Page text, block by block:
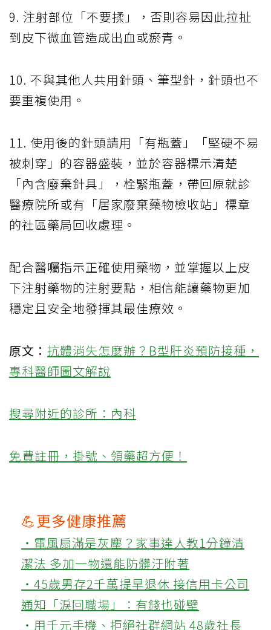
9. 注射部位「不要揉」，否則容易因此拉扯
到皮下微血管造成出血或瘀青。
10. 不與其他人共用針頭、筆型針，針頭也不
要重複使用。
11. 使用後的針頭請用「有瓶蓋」「堅硬不易
被刺穿」的容器盛裝，並於容器標示清楚
「內含廢棄針具」，栓緊瓶蓋，帶回原就診
醫療院所或有「居家廢棄藥物檢收站」標章
的社區藥局回收處理。
配合醫囑指示正確使用藥物，並掌握以上皮
下注射藥物的注射要點，相信能讓藥物更加
穩定且安全地發揮其最佳療效。
原文： 抗體消失怎麼辦？B型肝炎預防接種，
專科醫師圖文解說
搜尋附近的診所：內科
免費註冊，掛號、領藥超方便！
💪更多健康推薦
‧電風扇滿是灰塵？家事達人教1分鐘清
潔法 多加一物還能防髒汙附著
‧45歲男存2千萬提早退休 接信用卡公司
通知「淚回職場」：有錢也碰壁
‧用千元手機、拒絕社群網站 48歲社長